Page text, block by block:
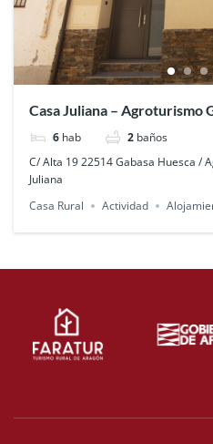
Casa Juliana – Agroturismo
6 hab 2 baños
C/ Alta 19 22514 Gabasa Huesca /
Juliana
Casa Rural
Actividad